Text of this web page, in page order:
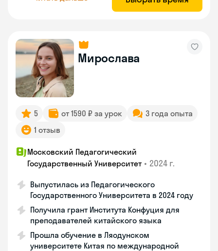
Мирослава
5 от 1590 ₽ за урок
3 года опыта
1 отзыв
Московский Педагогический
Государственный Университет • 2024 г.
Выпустилась из Педагогического
Государственного Университета в 2024 году
Получила грант Института Конфуция для
преподавателей китайского языка
Прошла обучение в Ляодунском
университете Китая по международной